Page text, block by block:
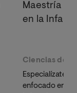
Maestría
en la
Ciencias de
Especialízate
enfocado en